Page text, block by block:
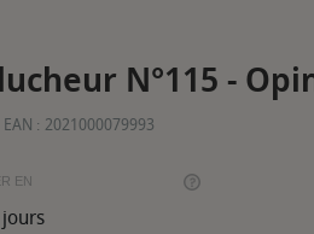
N°115 -
EAN : 2021000079993
EN